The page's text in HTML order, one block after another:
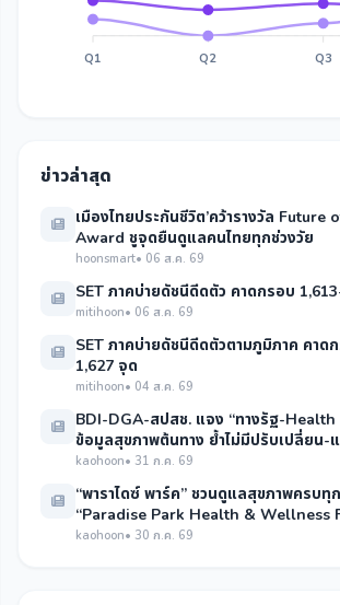
Q1 Q2 Q3
ข่าวล่าสุด
เมืองไทยประกันชีวิต’คว้ารางวัล Future
Award ชูจุดยืนดูแลคนไทยทุกช่วงวัย
hoonsmart• 06 ส.ค. 69
SET ภาคบ่ายดัชนีดีดตัว คาดกรอบ
mitihoon• 06 ส.ค. 69
SET ภาคบ่ายดัชนีดีดตัวตามภูมิภาค คาด
1,627 จุด
mitihoon• 04 ส.ค. 69
BDI-DGA-สปสช. แจง “ทางรัฐ-Health
ข้อมูลสุขภาพต้นทาง ย้ำไม่มีปรับเปลี่ยน-แ
kaohoon• 31 ก.ค. 69
“พาราไดซ์ พาร์ค” ชวนดูแลสุขภาพครบทุ
“Paradise Park Health & Wellness
kaohoon• 30 ก.ค. 69